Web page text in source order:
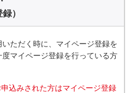
）
ただく時に、マイページ登録を
マイページ登録を行っている方
込みされた方はマイページ登録